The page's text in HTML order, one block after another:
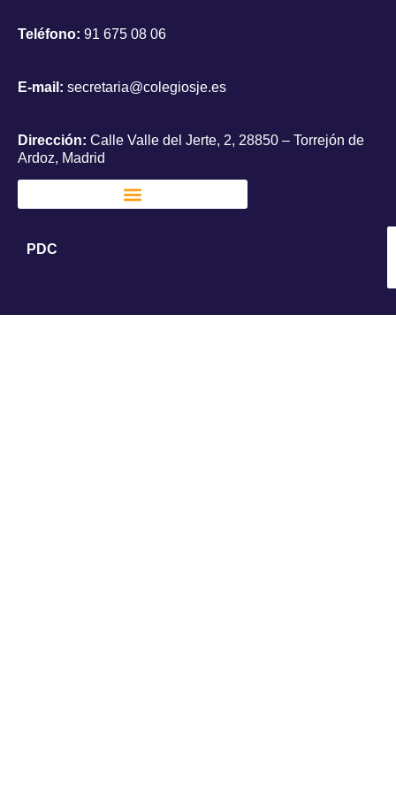
Teléfono: 91 675 08 06
E-mail: secretaria@colegiosje.es
Dirección: Calle Valle del Jerte, 2, 28850 – Torrejón de
Ardoz, Madrid
PDC